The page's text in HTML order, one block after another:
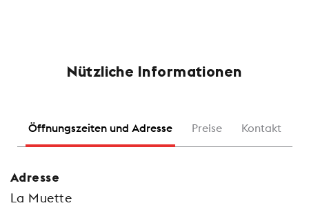
Nützliche Informationen
Öffnungszeiten und Adresse Preise Kontakt
Adresse
La Muette